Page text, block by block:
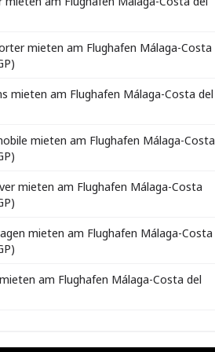
mieten am Flughafen Málaga-Costa
mieten am Flughafen Málaga-Costa del
mieten am Flughafen Málaga-Costa
mieten am Flughafen Málaga-Costa
mieten am Flughafen Málaga-Costa
am Flughafen Málaga-Costa del